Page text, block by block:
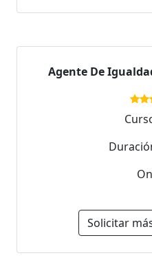
Agente De
Solicitar